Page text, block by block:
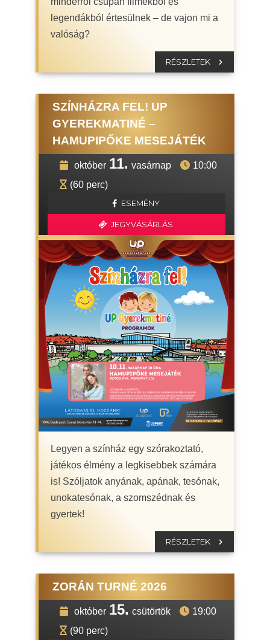
legendákból értesülnek – de vajon mi a
valóság?
RÉSZLETEK
SZÍNHÁZRA FEL! UP
GYEREKMATINÉ –
HAMUPIPŐKE MESEJÁTÉK
október 11. vasárnap
10:00
(60 perc)
ESEMÉNY
JEGYVÁSÁRLÁS
Legyen a színház egy szórakoztató,
játékos élmény a legkisebbek számára
is! Szóljatok anyának, apának, tesónak,
unokatesónak, a szomszédnak és
gyertek!
RÉSZLETEK
ZORÁN TURNÉ 2026
október 15. csütörtök
19:00
(90 perc)